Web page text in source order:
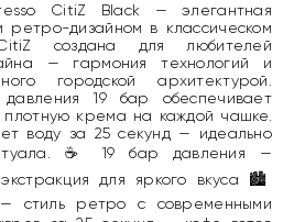
CitiZ Black — элегантная
ретро-дизайном в классическом
создана для любителей
— гармония технологий и
городской архитектурой.
19 бар обеспечивает
крема на каждой чашке.
воду за 25 секунд — идеально
☕ 19 бар давления —
для яркого вкуса 🏙️
— стиль ретро с современными